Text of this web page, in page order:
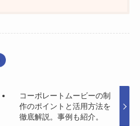
コーポレートムービーの制
作のポイントと活用方法を
徹底解説。事例も紹介。